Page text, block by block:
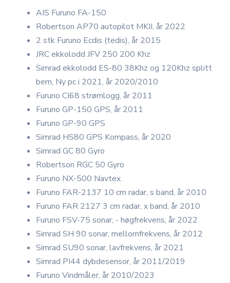
AIS Furuno FA-150
Robertson AP70 autopilot MKII, år 2022
2 stk Furuno Ecdis (tedis), år 2015
JRC ekkolodd JFV 250 200 Khz
Simrad ekkolodd ES-80 38Khz og 120Khz splitt
bem, Ny pc i 2021, år 2020/2010
Furuno CI68 strømlogg, år 2011
Furuno GP-150 GPS, år 2011
Furuno GP-90 GPS
Simrad HS80 GPS Kompass, år 2020
Simrad GC 80 Gyro
Robertson RGC 50 Gyro
Furuno NX-500 Navtex
Furuno FAR-2137 10 cm radar, s band, år 2010
Furuno FAR 2127 3 cm radar, x band, år 2010
Furuno FSV-75 sonar, - høgfrekvens, år 2022
Simrad SH 90 sonar, mellomfrekvens, år 2012
Simrad SU90 sonar, lavfrekvens, år 2021
Simrad PI44 dybdesensor, år 2011/2019
Furuno Vindmåler, år 2010/2023